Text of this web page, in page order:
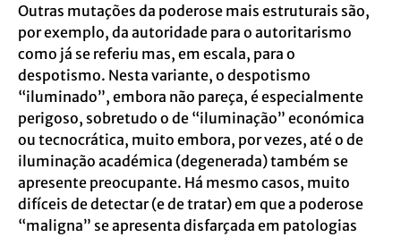
Outras mutações da poderose mais estruturais são,
por exemplo, da autoridade para o autoritarismo
como já se referiu mas, em escala, para o
despotismo. Nesta variante, o despotismo
“iluminado”, embora não pareça, é especialmente
perigoso, sobretudo o de “iluminação” económica
ou tecnocrática, muito embora, por vezes, até o de
iluminação académica (degenerada) também se
apresente preocupante. Há mesmo casos, muito
difíceis de detectar (e de tratar) em que a poderose
“maligna” seapresenta disfarçada em patologias